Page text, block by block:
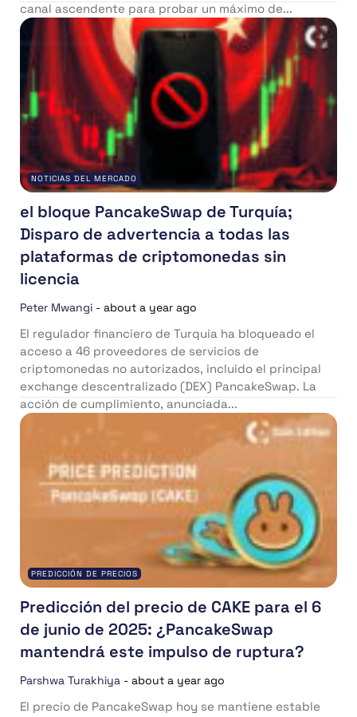
canal ascendente para probar un máximo de...
NOTICIAS DEL MERCADO
el bloque PancakeSwap de Turquía;
Disparo de advertencia a todas las
plataformas de criptomonedas sin
licencia
Peter Mwangi - about a year ago
El regulador financiero de Turquía ha bloqueado el
acceso a 46 proveedores de servicios de
criptomonedas no autorizados, incluido el principal
exchange descentralizado (DEX) PancakeSwap. La
acción de cumplimiento, anunciada...
PREDICCIÓN DE PRECIOS
Predicción del precio de CAKE para el 6
de junio de 2025: ¿PancakeSwap
mantendrá este impulso de ruptura?
Parshwa Turakhiya - about a year ago
El precio de PancakeSwap hoy se mantiene estable